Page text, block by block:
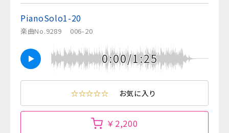
PianoSolo1-20
楽曲No.9289 006-20
0:00/1:25
☆☆☆☆☆ お気に入り
￥2,200